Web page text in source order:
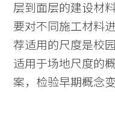
层到面层的建设材
要对不同施工材料
荐适用的尺度是校
适用于场地尺度的
案，检验早期概念